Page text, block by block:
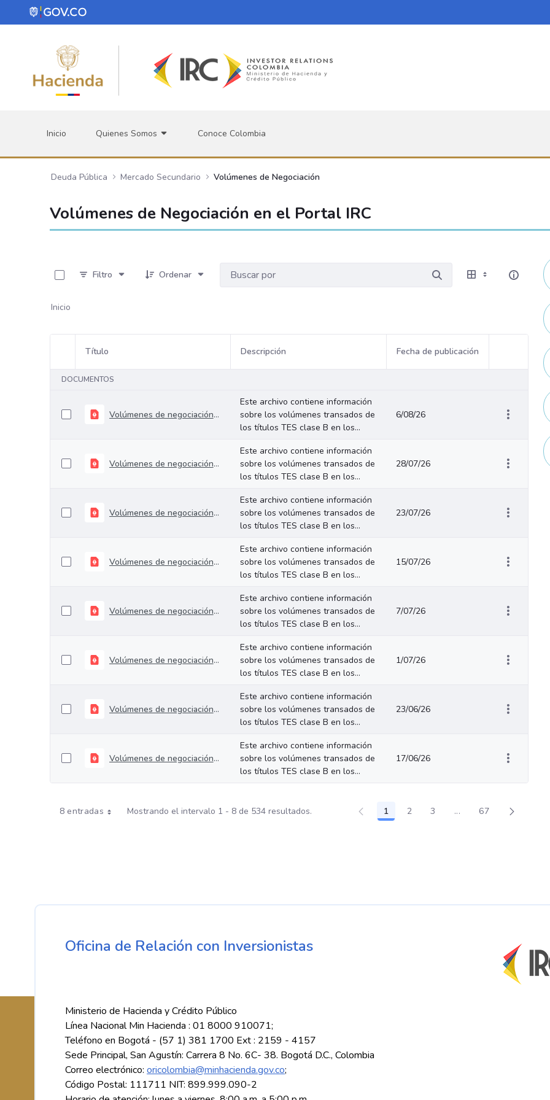
Saltar al contenido principal
Inicio Quienes Somos Conoce Colombia
Deuda Pública Mercado Secundario Volúmenes de Negociación
Volúmenes de Negociación en el Portal IRC
Filtro
Ordenar
Inicio
Selección del elemento
Título Descripción Fecha de publicación
Acciones
DOCUMENTOS
Volúmenes de negociación del 27 al 31 de julio de 2026
Este archivo contiene información
sobre los volúmenes transados de
los títulos TES clase B en los...
6/08/26
Volúmenes de negociación del 21 al 24 de julio de 2026
Este archivo contiene información
sobre los volúmenes transados de
los títulos TES clase B en los...
28/07/26
Volúmenes de negociación del 14 al 17 de julio de 2026
Este archivo contiene información
sobre los volúmenes transados de
los títulos TES clase B en los...
23/07/26
Volúmenes de negociación del 06 al 10 de julio de 2026
Este archivo contiene información
sobre los volúmenes transados de
los títulos TES clase B en los...
15/07/26
Volúmenes de negociación del 30 de junio al 03 de julio de 2026
Este archivo contiene información
sobre los volúmenes transados de
los títulos TES clase B en los...
7/07/26
Volúmenes de negociación del 22 al 26 de junio de 2026
Este archivo contiene información
sobre los volúmenes transados de
los títulos TES clase B en los...
1/07/26
Volúmenes de negociación del 16 al 19 de junio de 2026
Este archivo contiene información
sobre los volúmenes transados de
los títulos TES clase B en los...
23/06/26
Volúmenes de negociación del 09 al 12 de junio de 2026
Este archivo contiene información
sobre los volúmenes transados de
los títulos TES clase B en los...
17/06/26
8 entradas Mostrando el intervalo 1 - 8 de 534 resultados. Página
1 Página
2 Página
3 ...Páginas intermedias
Página
67
Oficina de Relación con Inversionistas
Ministerio de Hacienda y Crédito Público
Línea Nacional Min Hacienda : 01 8000 910071;
Teléfono en Bogotá - (57 1) 381 1700 Ext : 2159 - 4157
Sede Principal, San Agustín: Carrera 8 No. 6C- 38. Bogotá D.C., Colombia
Correo electrónico: oricolombia@minhacienda.gov.co;
Código Postal: 111711 NIT: 899.999.090-2